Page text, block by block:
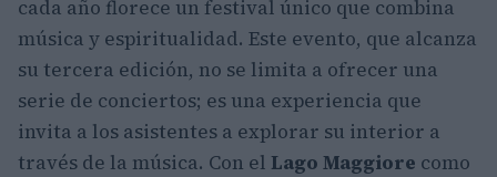
cada año florece un festival único que combina
música y espiritualidad. Este evento, que alcanza
su tercera edición, no se limita a ofrecer una
serie de conciertos; es una experiencia que
invita a los asistentes a explorar su interior a
través de la música. Con el Lago Maggiore como